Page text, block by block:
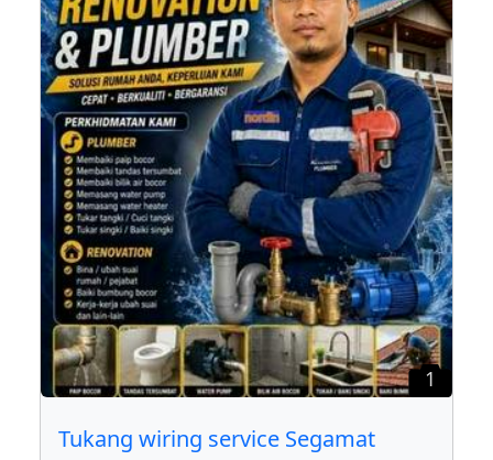
1
Tukang wiring service Segamat